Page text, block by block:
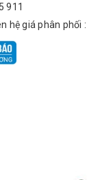
911
hệ giá phân phối